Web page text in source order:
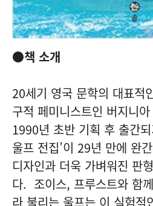
●책 소개
20세기 영국 문학의 대표적
구적 페미니스트인 버지니
1990년 초반 기획 후 출간
울프 전집’이 29년 만에 완
디자인과 더욱 가벼워진 판
다. 조이스, 프루스트와 함
라 불리는 울프는 이 실험적